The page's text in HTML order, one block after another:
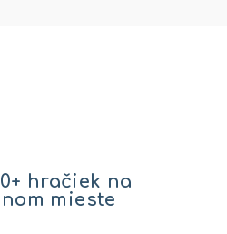
hračiek na
mieste